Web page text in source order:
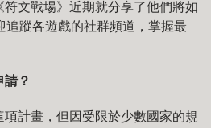
文戰場》近期就分享了他們將如
追蹤各遊戲的社群頻道，掌握最
請？
計畫，但因受限於少數國家的規